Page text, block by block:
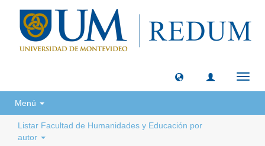
Menú
Listar Facultad de Humanidades y Educación por
autor